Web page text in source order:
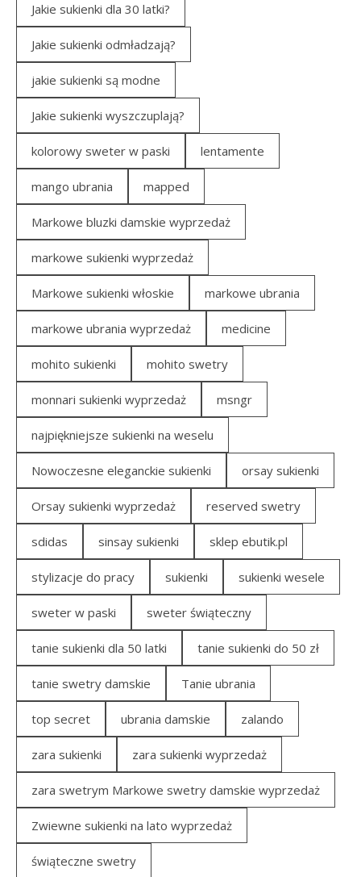
Jakie sukienki dla 30 latki?
Jakie sukienki odmładzają?
jakie sukienki są modne
Jakie sukienki wyszczuplają?
kolorowy sweter w paski lentamente
mango ubrania mapped
Markowe bluzki damskie wyprzedaż
markowe sukienki wyprzedaż
Markowe sukienki włoskie markowe ubrania
markowe ubrania wyprzedaż medicine
mohito sukienki mohito swetry
monnari sukienki wyprzedaż msngr
najpiękniejsze sukienki na weselu
Nowoczesne eleganckie sukienki orsay sukienki
Orsay sukienki wyprzedaż reserved swetry
sdidas sinsay sukienki sklep ebutik.pl
stylizacje do pracy sukienki sukienki wesele
sweter w paski sweter świąteczny
tanie sukienki dla 50 latki tanie sukienki do 50 zł
tanie swetry damskie Tanie ubrania
top secret ubrania damskie zalando
zara sukienki zara sukienki wyprzedaż
zara swetrym Markowe swetry damskie wyprzedaż
Zwiewne sukienki na lato wyprzedaż
świąteczne swetry